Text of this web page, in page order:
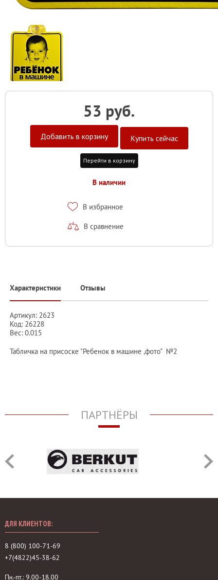
53 руб.
Добавить в корзину Купить сейчас
Перейти в корзину
В наличии
В избранное
В сравнение
Характеристики Отзывы
Артикул: 2623
Код: 26228
Вес: 0.015
Табличка на присоске "Ребенок в машине ,фото" №2
ПАРТНЁРЫ
ДЛЯ КЛИЕНТОВ:
8 (800) 100-71-69
+7(4822)45-38-62
Пн.-пт.: 9.00-18.00